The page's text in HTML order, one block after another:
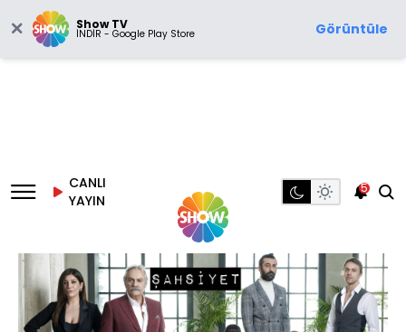
Show TV
İNDİR - Google Play Store Görüntüle
CANLI
YAYIN
5